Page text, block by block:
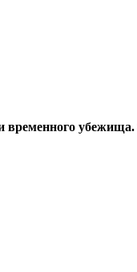
временного убежища.